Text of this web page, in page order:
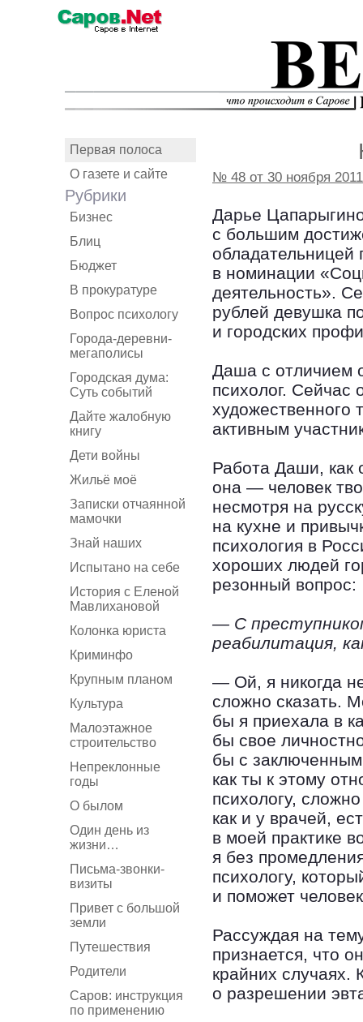
Первая полоса
О газете и сайте
Рубрики
Бизнес
Блиц
Бюджет
В прокуратуре
Вопрос психологу
Города-деревни-
мегаполисы
Городская дума:
Суть событий
Дайте жалобную
книгу
Дети войны
Жильё моё
Записки отчаянной
мамочки
Знай наших
Испытано на себе
История с Еленой
Мавлихановой
Колонка юриста
Криминфо
Крупным планом
Культура
Малоэтажное
строительство
Непреклонные
годы
О былом
Один день из
жизни…
Письма-звонки-
визиты
Привет с большой
земли
Путешествия
Родители
Саров: инструкция
по применению
№ 48 от 30 ноября 2011
Дарье
с большим
обладательницей
в номинации
деятельность».
рублей девушка
и городских
Даша с отличием
психолог. Сейчас
художественного
активным
Работа Даши, как
она — человек
несмотря на
на кухне и
психология в
хороших людей
резонный вопрос:
— С
реабилитация,
— Ой, я никогда
сложно сказать.
бы я приехала в
бы свое
бы с
как ты к этому
психологу,
как и у врачей,
в моей практике
я без
психологу,
и поможет
Рассуждая на
признается, что
крайних случаях.
о разрешении